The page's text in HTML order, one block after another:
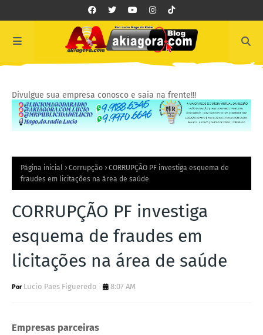
Divulgue sua empresa conosco e saia na frente!!!
Página inicial Corrupção
CORRUPÇÃO PF investiga esquema de
fraudes em licitações na área de saúde
CORRUPÇÃO PF investiga
esquema de fraudes em
licitações na área de saúde
Lucio Paes Figueredo 8:07 AM
Empresas parceiras